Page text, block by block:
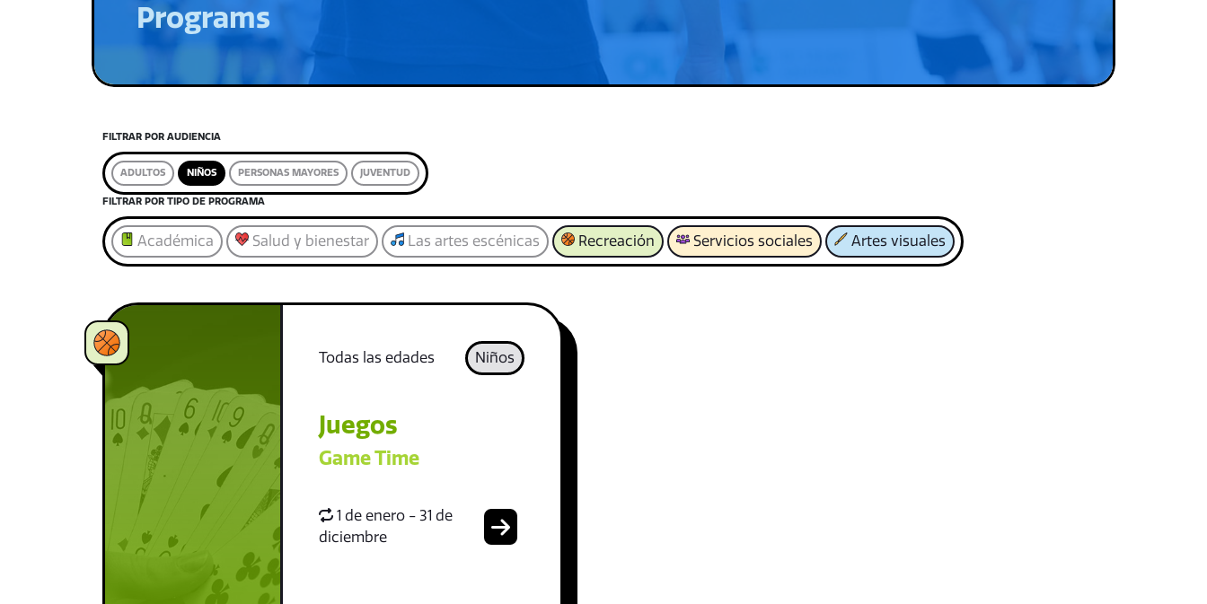
Programs
FILTRAR POR AUDIENCIA
ADULTOS NIÑOS PERSONAS MAYORES JUVENTUD
FILTRAR POR TIPO DE PROGRAMA
Académica Salud y bienestar Las artes escénicas Recreación Servicios sociales Artes visuales
Todas las edades Niños
Juegos
Game Time
1 de enero - 31 de
diciembre